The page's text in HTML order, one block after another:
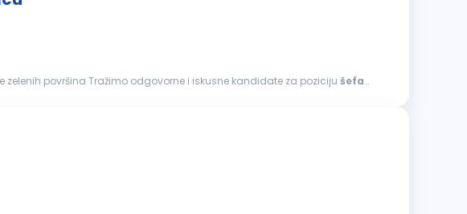
...države Izgradnja i rekonstrukcija objekata niskogradnje Injektiranje betona Antikorozivna zaštita Održavanje zelenih površina Tražimo odgovorne i iskusne kandidate za poziciju šefa